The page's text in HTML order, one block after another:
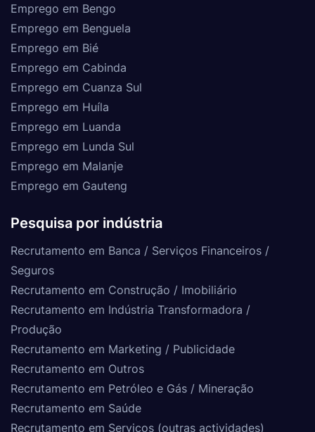
Emprego em Bengo
Emprego em Benguela
Emprego em Bié
Emprego em Cabinda
Emprego em Cuanza Sul
Emprego em Huíla
Emprego em Luanda
Emprego em Lunda Sul
Emprego em Malanje
Emprego em Gauteng
Pesquisa por indústria
Recrutamento em Banca / Serviços Financeiros /
Seguros
Recrutamento em Construção / Imobiliário
Recrutamento em Indústria Transformadora /
Produção
Recrutamento em Marketing / Publicidade
Recrutamento em Outros
Recrutamento em Petróleo e Gás / Mineração
Recrutamento em Saúde
Recrutamento em Serviços (outras actividades)